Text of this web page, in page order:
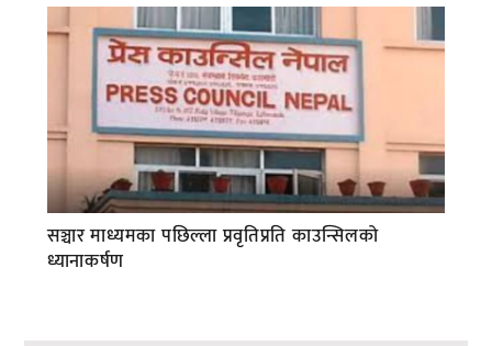
सञ्चार माध्यमका पछिल्ला प्रवृतिप्रति काउन्सिलको
ध्यानाकर्षण